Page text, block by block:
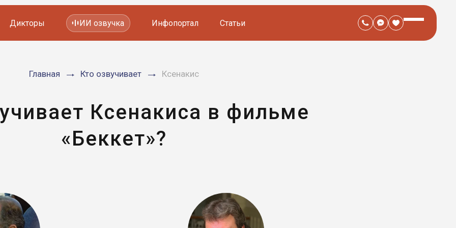
Мультфильмов
Дикторы ИИ озвучка Инфопортал Статьи
Главная Кто озвучивает Ксенакис
Ксенакиса в фильме
«Беккет»?